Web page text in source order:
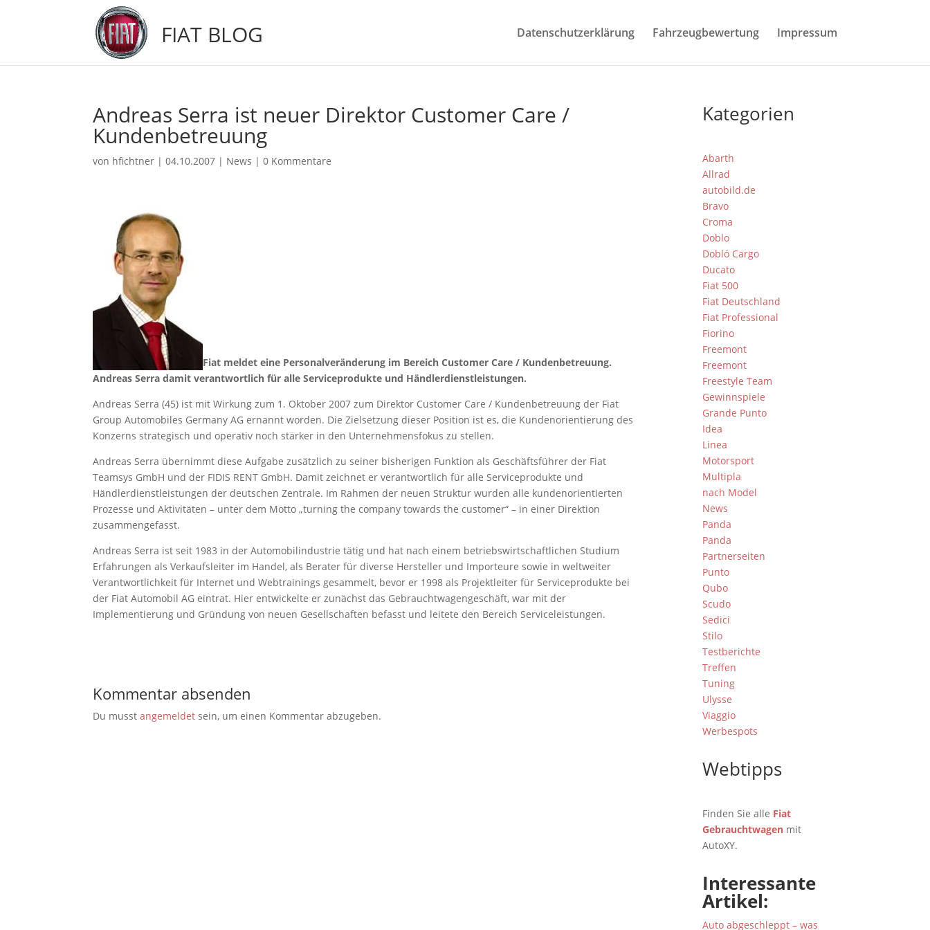
FIAT BLOG Datenschutzerklärung Fahrzeugbewertung Impressum
Andreas Serra ist neuer Direktor Customer Care /
Kundenbetreuung
von hfichtner |04.10.2007 | News |0 Kommentare
Fiat meldet eine Personalveränderung im Bereich Customer Care / Kundenbetreuung.
Andreas Serra damit verantwortlich für alle Serviceprodukte und Händlerdienstleistungen.
Andreas Serra (45) ist mit Wirkung zum 1. Oktober 2007 zum Direktor Customer Care / Kundenbetreuung der Fiat
Group Automobiles Germany AG ernannt worden. Die Zielsetzung dieser Position ist es, die Kundenorientierung des
Konzerns strategisch und operativ noch stärker in den Unternehmensfokus zu stellen.
Andreas Serra übernimmt diese Aufgabe zusätzlich zu seiner bisherigen Funktion als Geschäftsführer der Fiat
Teamsys GmbH und der FIDIS RENT GmbH. Damit zeichnet er verantwortlich für alle Serviceprodukte und
Händlerdienstleistungen der deutschen Zentrale. Im Rahmen der neuen Struktur wurden alle kundenorientierten
Prozesse und Aktivitäten – unter dem Motto „turning the company towards the customer“ – in einer Direktion
zusammengefasst.
Andreas Serra ist seit 1983 in der Automobilindustrie tätig und hat nach einem betriebswirtschaftlichen Studium
Erfahrungen als Verkaufsleiter im Handel, als Berater für diverse Hersteller und Importeure sowie in weltweiter
Verantwortlichkeit für Internet und Webtrainings gesammelt, bevor er 1998 als Projektleiter für Serviceprodukte bei
der Fiat Automobil AG eintrat. Hier entwickelte er zunächst das Gebrauchtwagengeschäft, war mit der
Implementierung und Gründung von neuen Gesellschaften befasst und leitete den Bereich Serviceleistungen.
Kommentar absenden
Du musstangemeldet sein, um einen Kommentar abzugeben.
Kategorien
Abarth
Allrad
autobild.de
Bravo
Croma
Doblo
Dobló Cargo
Ducato
Fiat 500
Fiat Deutschland
Fiat Professional
Fiorino
Freemont
Freemont
Freestyle Team
Gewinnspiele
Grande Punto
Idea
Linea
Motorsport
Multipla
nach Model
News
Panda
Panda
Partnerseiten
Punto
Qubo
Scudo
Sedici
Stilo
Testberichte
Treffen
Tuning
Ulysse
Viaggio
Werbespots
Webtipps
Finden Sie alle Fiat
Gebrauchtwagen mit
AutoXY.
Interessante
Artikel:
Auto abgeschleppt – was